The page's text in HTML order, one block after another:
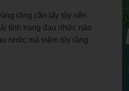
răng cần lấy tủy nên
tình trạng đau nhức nào
nhức mà viêm tủy răng